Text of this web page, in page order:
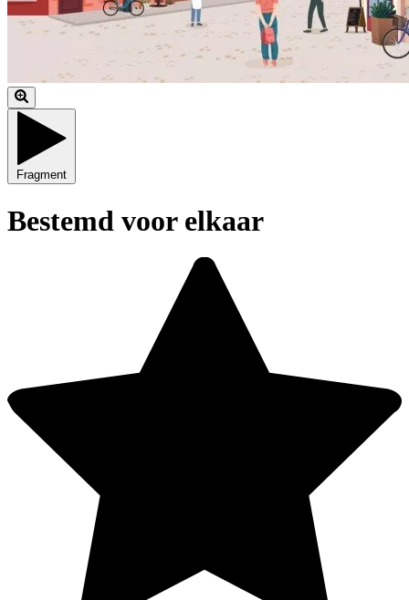
Fragment
Bestemd voor elkaar